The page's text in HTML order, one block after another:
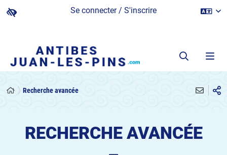
Se connecter / S'inscrire
Recherche avancée
RECHERCHE AVANCÉE